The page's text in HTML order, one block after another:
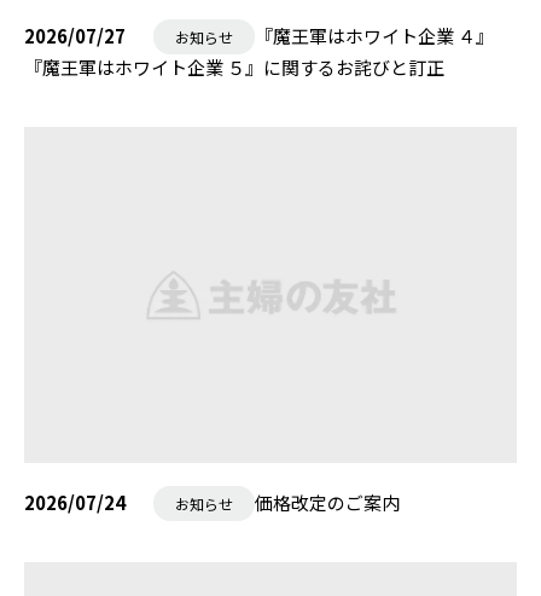
2026/07/27 お知らせ
『魔王軍はホワイト企業 ４』
『魔王軍はホワイト企業 ５』に関するお詫びと訂正
2026/07/24 お知らせ 価格改定のご案内